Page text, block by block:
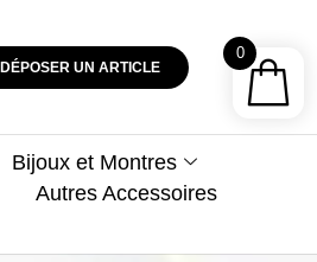
DÉPOSER UN ARTICLE
Bijoux et Montres
Autres Accessoires
0